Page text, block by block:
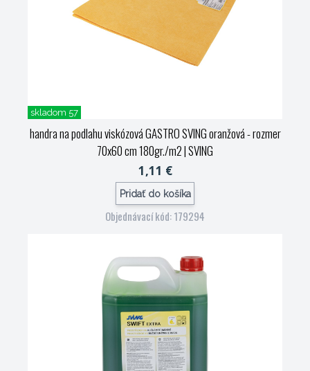
skladom 57
handra na podlahu viskózová GASTRO SVING oranžová - rozmer
70x60 cm 180gr./m2| SVING
1,11 €
Pridať do košíka
Objednávací kód: 179294